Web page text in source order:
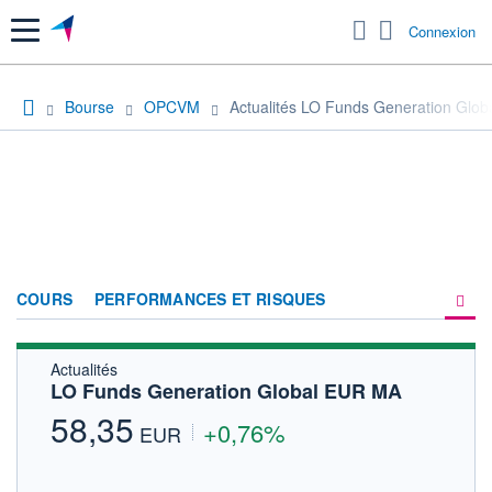
Menu Connexion
Bourse OPCVM Actualités LO Funds Generation
COURS PERFORMANCES ET RISQUES
Actualités
LO Funds Generation Global EUR MA
58,35 EUR +0,76%